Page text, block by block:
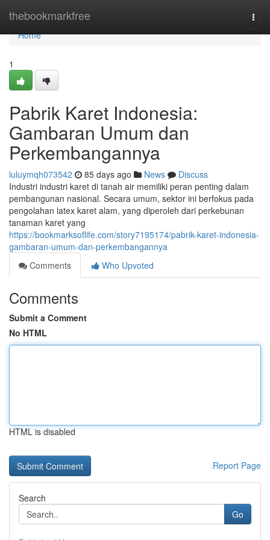
thebookmarkfree
Home
Home
1
Pabrik Karet Indonesia:
Gambaran Umum dan
Perkembangannya
luluymqh073542 85 days ago News
Discuss
Industri industri karet di tanah air memiliki peran penting dalam
pembangunan nasional. Secara umum, sektor ini berfokus pada
pengolahan latex karet alam, yang diperoleh dari perkebunan
tanaman karet yang
https://bookmarksoflife.com/story7195174/pabrik-karet-indonesia-
gambaran-umum-dan-perkembangannya
Comments
Who Upvoted
Comments
Submit a Comment
No HTML
HTML is disabled
Report Page
Search
Go